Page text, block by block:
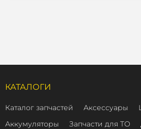
КАТАЛОГИ
Каталог запчастей Аксессуары
Аккумуляторы
Запчасти для ТО